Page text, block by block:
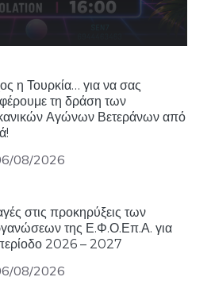
η Τουρκία… για να σας
τη δράση των
Αγώνων Βετεράνων από
08/2026
στις προκηρύξεις των
της Ε.Φ.Ο.Επ.Α. για
2026 – 2027
08/2026